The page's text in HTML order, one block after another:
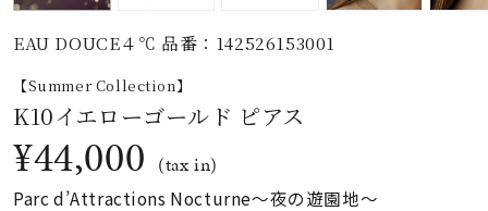
石の色
ファッションテイス
ト
EAU DOUCE４℃ 品番：142526153001
【Summer Collection】
K10イエローゴールド ピアス
¥44,000 (tax in)
Parc d’Attractions Nocturne〜夜の遊園地〜